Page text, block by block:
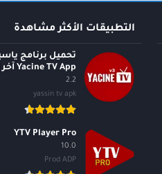
التطبيقات الأكثر مشاهدة
Yacine TV App آخر إصدار “تطبيق مجاني”
2.2
yassin tv apk
YTV Player Pro
10.0
Prod ADP